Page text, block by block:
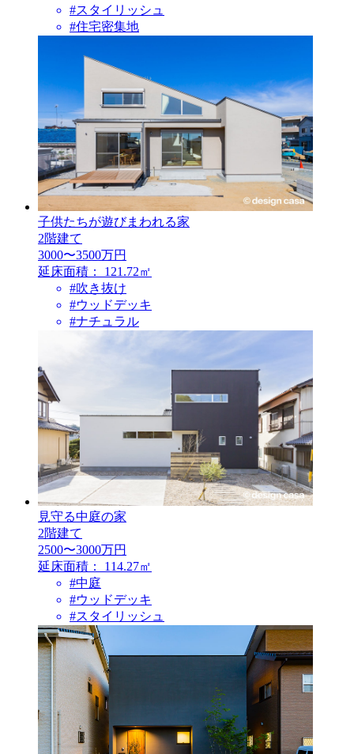
#スタイリッシュ
#住宅密集地
子供たちが遊びまわれる家
2階建て
3000〜3500万円
延床面積：
121.72㎡
#吹き抜け
#ウッドデッキ
#ナチュラル
見守る中庭の家
2階建て
2500〜3000万円
延床面積：
114.27㎡
#中庭
#ウッドデッキ
#スタイリッシュ